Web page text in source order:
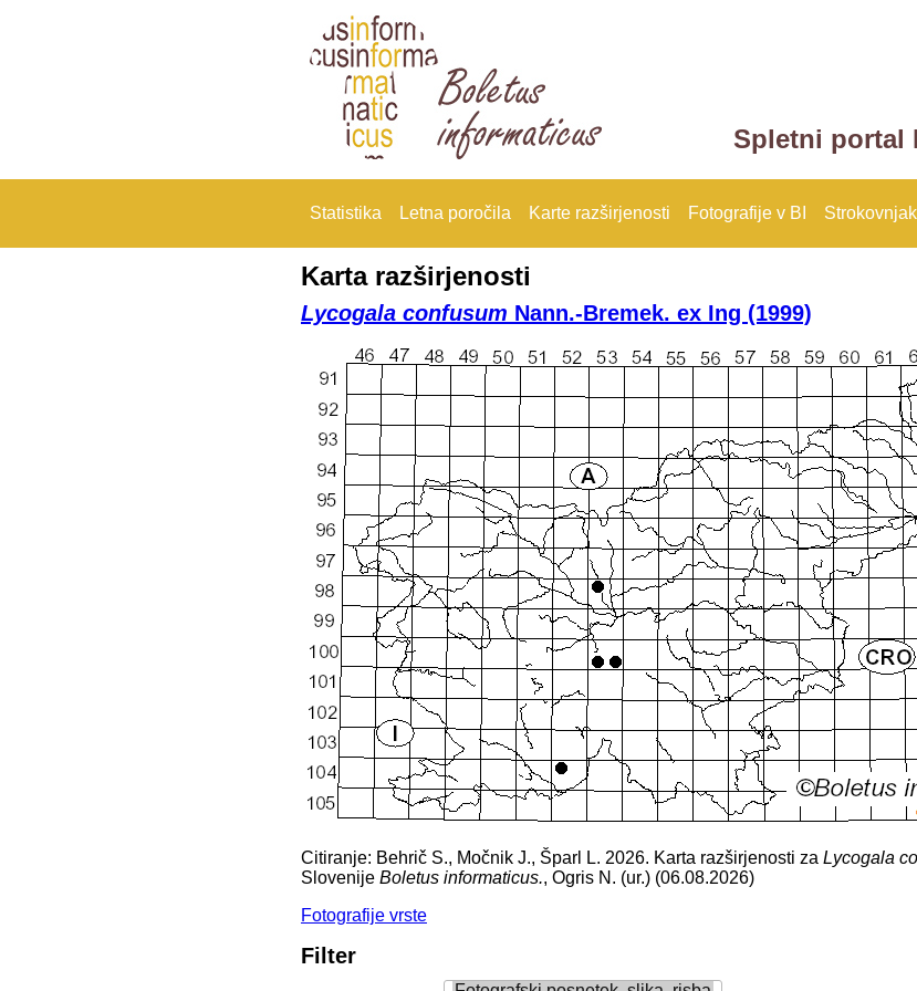
Spletni portal
Statistika Letna poročila Karte razširjenosti Fotografije v BI
Karta razširjenosti
Lycogala confusum Nann.-Bremek. ex Ing (1999)
Citiranje: Behrič S., Močnik J., Šparl L. 2026. Karta razširjenosti za Lycogala
Slovenije Boletus informaticus., Ogris N. (ur.) (06.08.2026)
Fotografije vrste
Filter